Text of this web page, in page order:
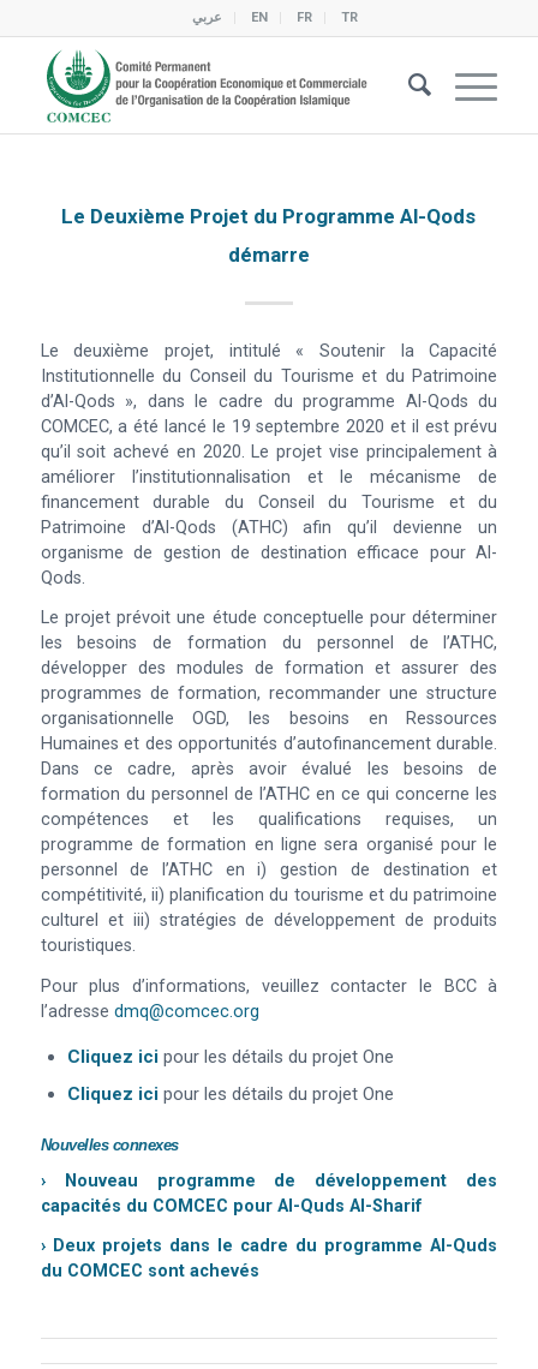
عربي EN FR TR
Le Deuxième Projet du Programme Al-Qods
démarre
Le deuxième projet, intitulé « Soutenir la Capacité
Institutionnelle du Conseil du Tourisme et du Patrimoine
d’Al-Qods », dans le cadre du programme Al-Qods du
COMCEC, a été lancé le 19 septembre 2020 et il est prévu
qu’il soit achevé en 2020. Le projet vise principalement à
améliorer l’institutionnalisation et le mécanisme de
financement durable du Conseil du Tourisme et du
Patrimoine d’Al-Qods (ATHC) afin qu’il devienne un
organisme de gestion de destination efficace pour Al-
Qods.
Le projet prévoit une étude conceptuelle pour déterminer
les besoins de formation du personnel de l’ATHC,
développer des modules de formation et assurer des
programmes de formation, recommander une structure
organisationnelle OGD, les besoins en Ressources
Humaines et des opportunités d’autofinancement durable.
Dans ce cadre, après avoir évalué les besoins de
formation du personnel de l’ATHC en ce qui concerne les
compétences et les qualifications requises, un
programme de formation en ligne sera organisé pour le
personnel de l’ATHC en i) gestion de destination et
compétitivité, ii) planification du tourisme et du patrimoine
culturel et iii) stratégies de développement de produits
touristiques.
Pour plus d’informations, veuillez contacter le BCC à
l’adresse dmq@comcec.org
Cliquez ici pour les détails du projet One
Cliquez ici pour les détails du projet One
Nouvelles connexes
›
Nouveau programme de développement des
capacités du COMCEC pour Al-Quds Al-Sharif
› Deux projets dans le cadre du programme Al-Quds
du COMCEC sont achevés